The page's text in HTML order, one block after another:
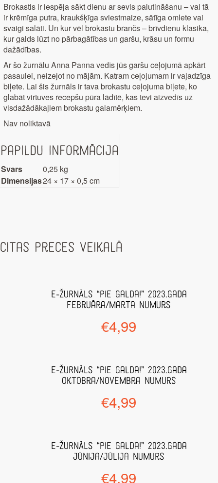
Brokastis ir iespēja sākt dienu ar sevis palutināšanu – vai tā
ir krēmīga putra, kraukšķīga sviestmaize, sātīga omlete vai
svaigi salāti. Un kur vēl brokastu brančs – brīvdienu klasika,
kur galds lūzt no pārbagātības un garšu, krāsu un formu
dažādības.
Ar šo žurnālu Anna Panna vedīs jūs garšu ceļojumā apkārt
pasaulei, neizejot no mājām. Katram ceļojumam ir vajadzīga
biļete. Lai šis žurnāls ir tava brokastu ceļojuma biļete, ko
glabāt virtuves recepšu pūra lādītē, kas tevi aizvedīs uz
visdažādākajiem brokastu galamērķiem.
Nav noliktavā
Papildu informācija
Svars
0,25 kg
Dimensijas24 × 17 × 0,5 cm
Citas preces veikalā
E-ŽURNĀLS “Pie Galda!” 2023.gada
februāra/marta numurs
€4,99
E-ŽURNĀLS “Pie Galda!” 2023.gada
oktobra/novembra numurs
€4,99
E-ŽURNĀLS “Pie Galda!” 2023.gada
jūnija/jūlija numurs
€4,99